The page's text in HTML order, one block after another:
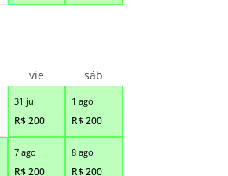
31 jul
R$200
1 ago
R$200
7 ago
R$200
8 ago
R$200
vie sáb